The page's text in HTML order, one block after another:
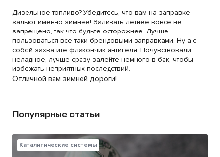
Дизельное топливо? Убедитесь, что вам на заправке
зальют именно зимнее! Заливать летнее вовсе не
запрещено, так что будьте осторожнее. Лучше
пользоваться все-таки брендовыми заправками. Ну а с
собой захватите флакончик антигеля. Почувствовали
неладное, лучше сразу залейте немного в бак, чтобы
избежать неприятных последствий.
Отличной вам зимней дороги!
Популярные статьи
Каталитические системы